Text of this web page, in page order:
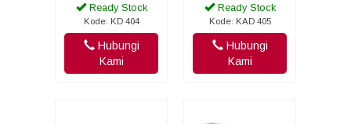
Ready Stock
Kode: KD 404
Hubungi
Kami
Ready Stock
Kode: KAD 405
Hubungi
Kami